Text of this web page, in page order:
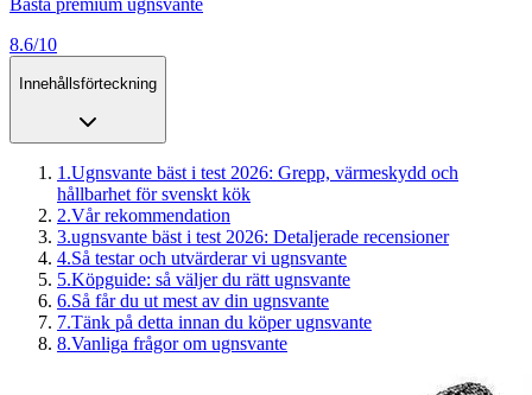
8.6/10
Innehållsförteckning
1 .Ugnsvante bäst i test 2026: Grepp, värmeskydd och
hållbarhet för svenskt kök
2.Vår rekommendation
3.ugnsvante bäst i test 2026: Detaljerade recensioner
4.Så testar och utvärderar vi ugnsvante
5.Köpguide: så väljer du rätt ugnsvante
6.Så får du ut mest av din ugnsvante
7.Tänk på detta innan du köper ugnsvante
8.Vanliga frågor om ugnsvante